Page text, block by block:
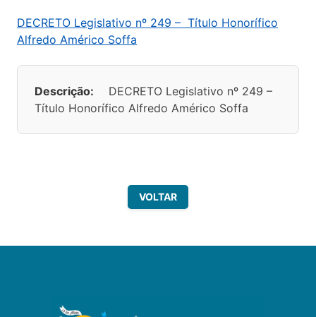
DECRETO Legislativo nº 249 – Título Honorífico
Alfredo Américo Soffa
Descrição:
DECRETO Legislativo nº 249 –
Título Honorífico Alfredo Américo Soffa
VOLTAR